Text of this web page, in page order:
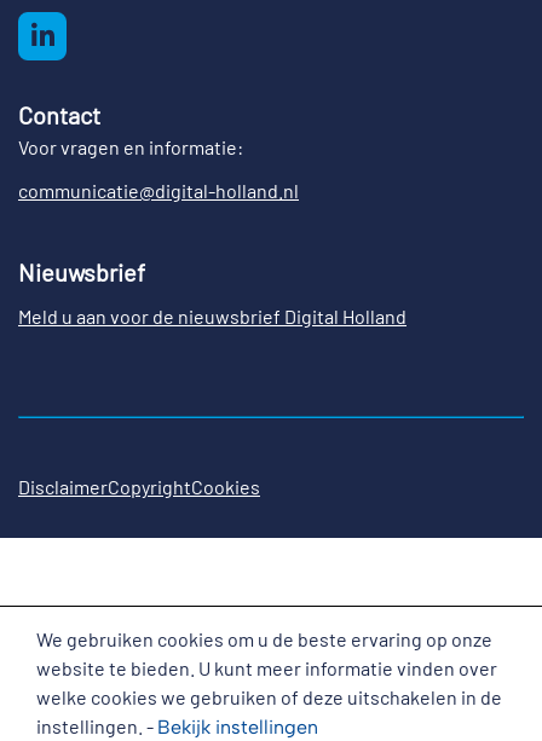
Cookies
We gebruiken cookies om u de beste ervaring op onze
website te bieden. U kunt meer informatie vinden over
welke cookies we gebruiken of deze uitschakelen in de
instellingen. - Bekijk instellingen
Contact
Voor vragen en informatie:
communicatie@digital-holland.nl
Nieuwsbrief
Meld u aan voor de nieuwsbrief Digital Holland
DisclaimerCopyrightCookies